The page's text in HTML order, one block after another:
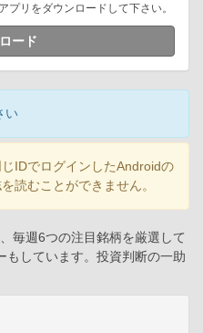
プリをダウンロードして下さい。
ード
い
IDでログインしたAndroidの
読むことができません。
毎週6つの注目銘柄を厳選して
もしています。投資判断の一助